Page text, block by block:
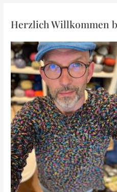
Herzlich Willkommen